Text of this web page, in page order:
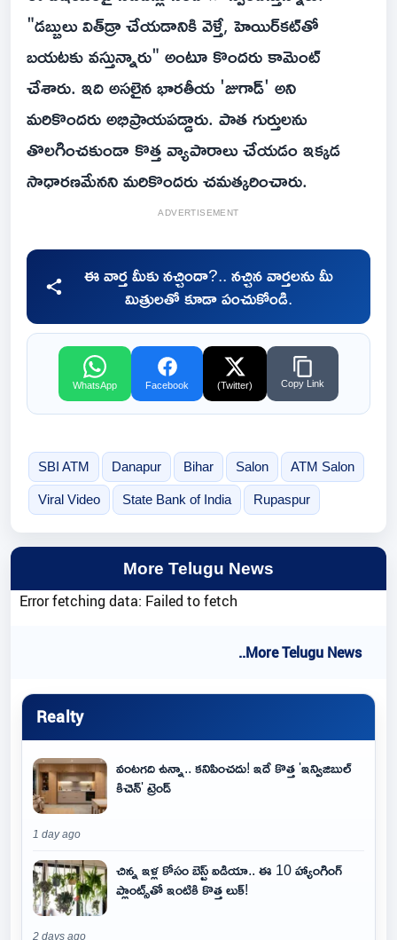
"డబ్బులు విత్‌డ్రా చేయడానికి వెళ్తే, హెయిర్‌కట్‌తో
బయటకు వస్తున్నారు" అంటూ కొందరు కామెంట్
చేశారు. ఇది అసలైన భారతీయ 'జుగాడ్' అని
మరికొందరు అభిప్రాయపడ్డారు. పాత గుర్తులను
తొలగించకుండా కొత్త వ్యాపారాలు చేయడం ఇక్కడ
సాధారణమేనని మ‌రికొంద‌రు చమత్కరించారు.
ADVERTISEMENT
ఈ వార్త మీకు నచ్చిందా?.. నచ్చిన వార్తలను మీ
మిత్రులతో కూడా పంచుకోండి.
WhatsApp Facebook (Twitter) Copy Link
SBI ATM Danapur Bihar Salon ATM Salon
Viral Video State Bank of India Rupaspur
More Telugu News
Error fetching data: Failed to fetch
..More Telugu News
Realty
వంటగది ఉన్నా.. కనిపించదు! ఇదే కొత్త 'ఇన్విజిబుల్
కిచెన్' ట్రెండ్
1 day ago
చిన్న ఇళ్ల కోసం బెస్ట్ ఐడియా.. ఈ 10 హ్యాంగింగ్
ప్లాంట్స్‌తో ఇంటికి కొత్త లుక్!
2 days ago